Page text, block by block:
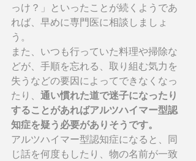
っけ？」といったことが続くようであ
れば、早めに専門医に相談しましょ
う。
また、いつも行っていた料理や掃除な
どが、手順を忘れる、取り組む気力を
失うなどの要因によってできなくなっ
たり、 通い慣れた道で迷子になったり
することがあればアルツハイマー型認
知症を疑う必要がありそうです。
アルツハイマー型認知症になると、同
じ話を何度もしたり、物の名前が一致